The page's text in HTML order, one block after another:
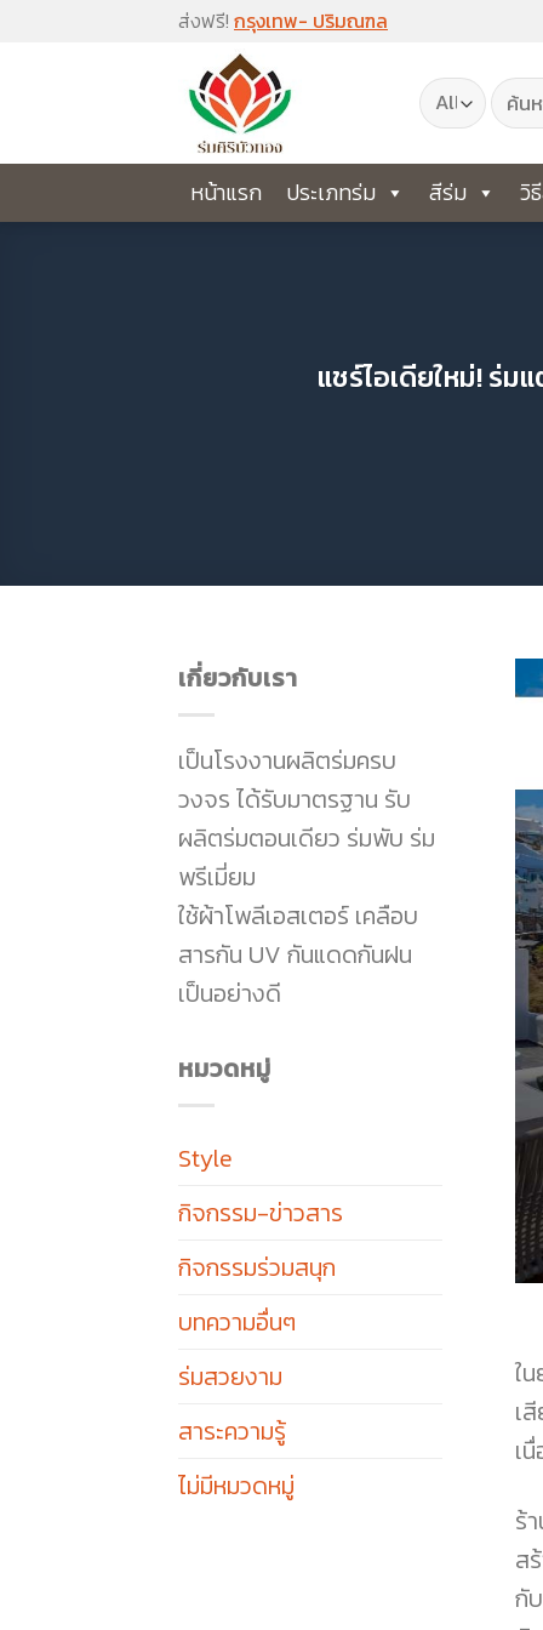
ส่งฟรี! กรุงเทพ- ปริมณฑล
ค้นหา:
หน้าแรก ประเภทร่ม สีร่ม วิ
แชร์ไอเดียใหม่! ร่
เกี่ยวกับเรา
เป็นโรงงานผลิตร่มครบ
วงจร ได้รับมาตรฐาน รับ
ผลิตร่มตอนเดียว ร่มพับ ร่ม
พรีเมี่ยม
ใช้ผ้าโพลีเอสเตอร์ เคลือบ
สารกัน UV กันแดดกันฝน
เป็นอย่างดี
หมวดหมู่
Style
กิจกรรม-ข่าวสาร
กิจกรรมร่วมสนุก
บทความอื่นๆ
ร่มสวยงาม
สาระความรู้
ไม่มีหมวดหมู่
ใ
เ
เ
ร้
ส
กั